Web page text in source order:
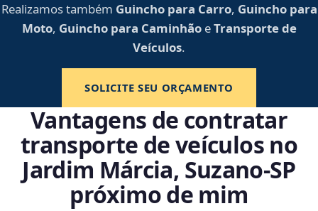
Realizamos também Guincho para Carro, Guincho para
Moto, Guincho para CaminhãoeTransporte de
Veículos.
SOLICITE SEU ORÇAMENTO
Vantagens de contratar
transporte de veículos no
Jardim Márcia, Suzano‑SP
próximo de mim